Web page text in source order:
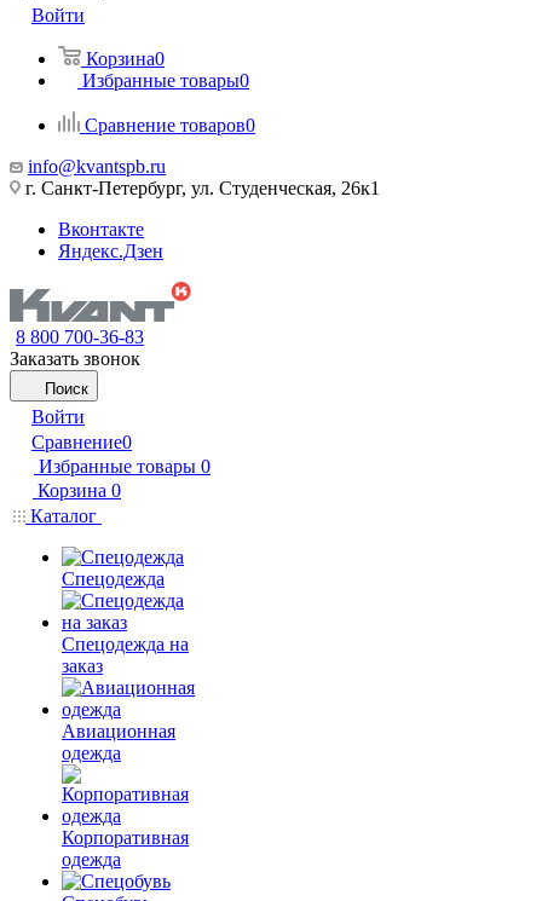
Войти
Корзина0
Избранные товары0
Сравнение товаров0
info@kvantspb.ru
г. Санкт-Петербург, ул. Студенческая, 26к1
Вконтакте
Яндекс.Дзен
8 800 700-36-83
Заказать звонок
Поиск
Войти
Сравнение0
Избранные товары 0
Корзина 0
Каталог
Спецодежда
Спецодежда на
заказ
Авиационная
одежда
Корпоративная
одежда